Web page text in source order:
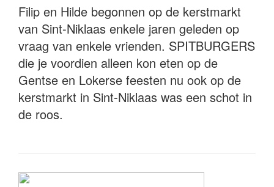
Filip en Hilde begonnen op de kerstmarkt
van Sint-Niklaas enkele jaren geleden op
vraag van enkele vrienden. SPITBURGERS
die je voordien alleen kon eten op de
Gentse en Lokerse feesten nu ook op de
kerstmarkt in Sint-Niklaas was een schot in
de roos.